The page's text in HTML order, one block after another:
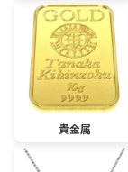
貴金属